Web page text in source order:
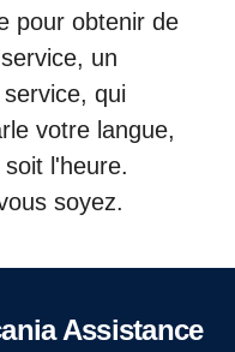
pour obtenir de
un
qui
votre langue,
l'heure.
soyez.
Assistance